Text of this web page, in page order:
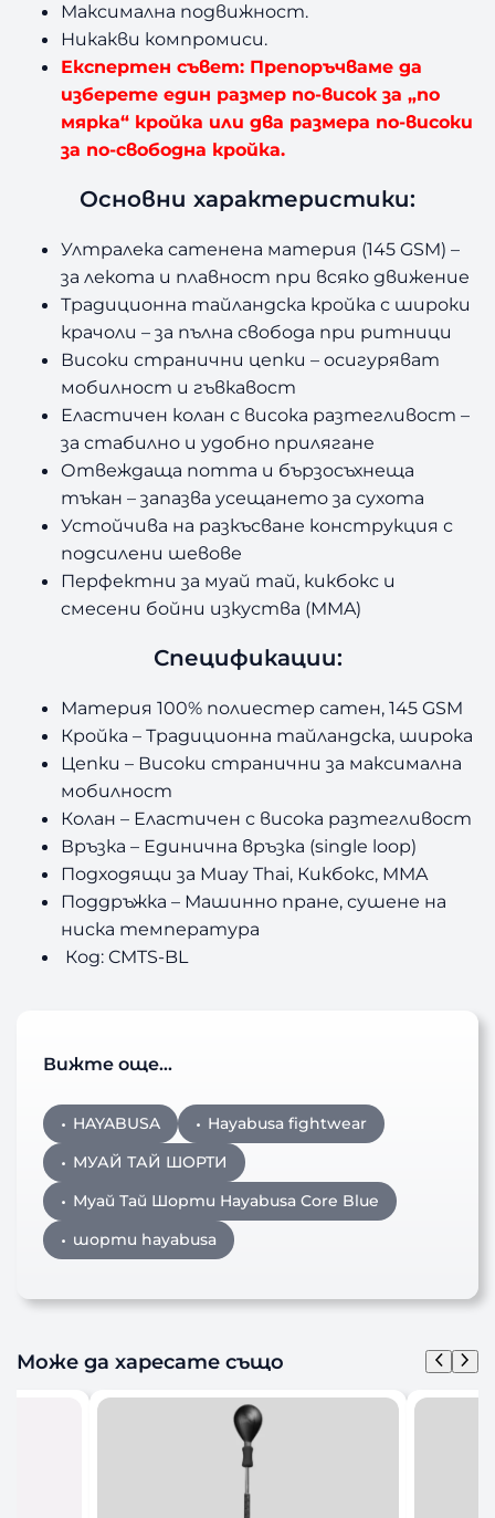
Максимална подвижност.
Никакви компромиси.
Експертен съвет: Препоръчваме да
изберете един размер по-висок за „по
мярка“ кройка или два размера по-високи
за по-свободна кройка.
Основни характеристики:
Ултралека сатенена материя (145 GSM) –
за лекота и плавност при всяко движение
Традиционна тайландска кройка с широки
крачоли – за пълна свобода при ритници
Високи странични цепки – осигуряват
мобилност и гъвкавост
Еластичен колан с висока разтегливост –
за стабилно и удобно прилягане
Отвеждаща потта и бързосъхнеща
тъкан – запазва усещането за сухота
Устойчива на разкъсване конструкция с
подсилени шевове
Перфектни за муай тай, кикбокс и
смесени бойни изкуства (MMA)
Спецификации:
Материя 100% полиестер сатен, 145 GSM
Кройка – Традиционна тайландска, широка
Цепки – Високи странични за максимална
мобилност
Колан – Еластичен с висока разтегливост
Връзка – Единична връзка (single loop)
Подходящи за Muay Thai, Кикбокс, MMA
Поддръжка – Машинно пране, сушене на
ниска температура
Код: CMTS-BL
Вижте още…
HAYABUSA
Hayabusa fightwear
МУАЙ ТАЙ ШОРТИ
Муай Тай Шорти Hayabusa Core Blue
шорти hayabusa
Може да харесате също